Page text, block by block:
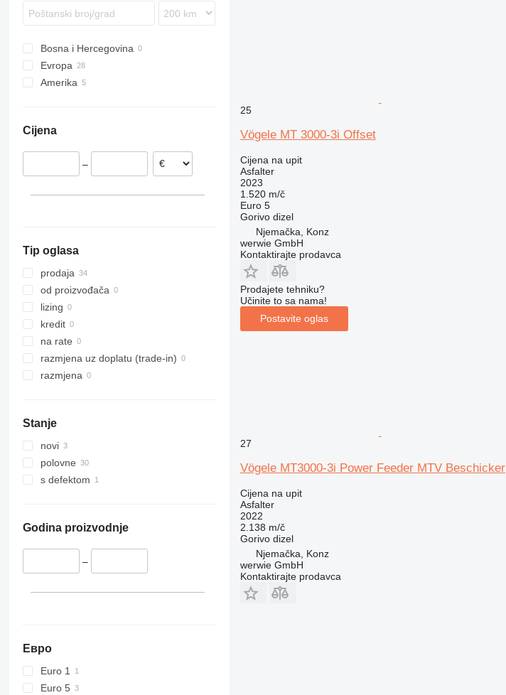
Bosna i Hercegovina
Evropa
Njemačka
Bugarska
Austrija
Amerika
Cijena
–
Tip oglasa
prodaja
od proizvođača
lizing
kredit
na rate
razmjena uz doplatu (trade-in)
razmjena
Stanje
novi
polovne
s defektom
Godina proizvodnje
–
Евро
Euro 1
Euro 5
25
Vögele MT 3000-3i Offset
Cijena na upit
Asfalter
2023
1.520 m/č
Euro 5
Gorivo dizel
Njemačka, Konz
werwie GmbH
Kontaktirajte prodavca
Prodajete tehniku?
Učinite to sa nama!
Postavite oglas
27
Vögele MT3000-3i Power Feeder MTV Beschicker
Cijena na upit
Asfalter
2022
2.138 m/č
Gorivo dizel
Njemačka, Konz
werwie GmbH
Kontaktirajte prodavca